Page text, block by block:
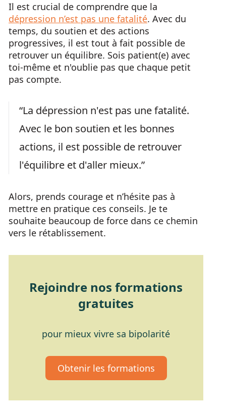
Il est crucial de comprendre que la
dépression n’est pas une fatalité. Avec du
temps, du soutien et des actions
progressives, il est tout à fait possible de
retrouver un équilibre. Sois patient(e) avec
toi-même et n'oublie pas que chaque petit
pas compte.
“La dépression n'est pas une fatalité.
Avec le bon soutien et les bonnes
actions, il est possible de retrouver
l'équilibre et d'aller mieux.”
Alors, prends courage et n’hésite pas à
mettre en pratique ces conseils. Je te
souhaite beaucoup de force dans ce chemin
vers le rétablissement.
Rejoindre nos formations
gratuites
pour mieux vivre sa bipolarité
Obtenir les formations